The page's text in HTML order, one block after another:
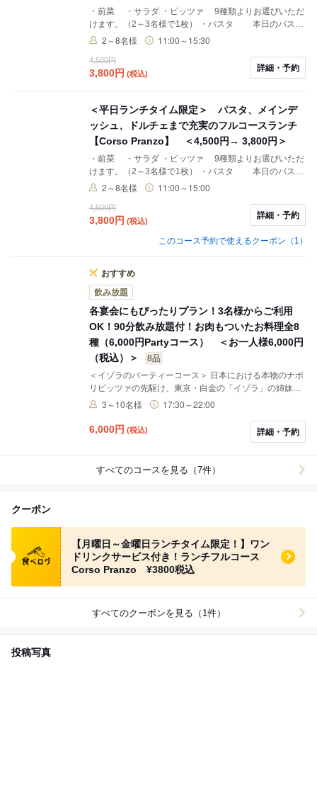
・前菜 ・サラダ ・ピッツァ 9種類よりお選びいただ
けます。（2～3名様で1枚） ・パスタ 本日のパスタ
・お肉料理 牛サーロインのタリアータ ・デザート ・
2～8名様 11:00～15:30
4,500円
3,800円 (税込)
詳細・予約
＜平日ランチタイム限定＞ パスタ、メインデ
ッシュ、ドルチェまで充実のフルコースランチ
【Corso Pranzo】 ＜4,500円→ 3,800円＞
・前菜 ・サラダ ・ピッツァ 9種類よりお選びいただ
けます。（2～3名様で1枚） ・パスタ 本日のパスタ
・お肉料理 牛サーロインのタリアータ ・デザート ・
2～8名様 11:00～15:00
4,500円
3,800円 (税込)
詳細・予約
このコース予約で使えるクーポン（1）
おすすめ
飲み放題
各宴会にもぴったりプラン！3名様からご利用
OK！90分飲み放題付！お肉もついたお料理全8
種（6,000円Partyコース） ＜お一人様6,000円
（税込）＞
8品
＜イゾラのパーティーコース＞ 日本における本物のナポ
リピッツァの先駆け、東京・白金の「イゾラ」の姉妹店
である「ISOLA 名古屋」。季節のイタリア料理をナポリ
過ごし下さい。
3～10名様 17:30～22:00
6,000円 (税込) 詳細・予約
すべてのコースを見る（7件）
クーポン
食べログ クーポン
【月曜日～金曜日ランチタイム限定！】ワン
ドリンクサービス付き！ランチフルコース
Corso Pranzo ¥3800税込
すべてのクーポンを見る（1件）
投稿写真